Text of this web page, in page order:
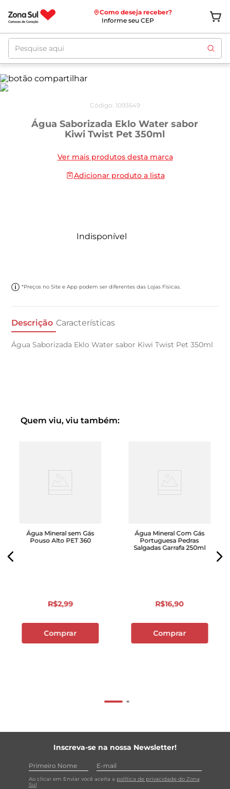
Como deseja receber?
Informe seu CEP
Pesquise aqui
Código: 1093649
Água Saborizada Eklo Water sabor
Kiwi Twist Pet 350ml
Ver mais produtos desta marca
Adicionar produto a lista
Indisponível
*Preços no Site e App podem ser diferentes das Lojas Físicas.
Descrição Características
Água Saborizada Eklo Water sabor Kiwi Twist Pet 350ml
Quem viu, viu também:
Água Mineral sem Gás
Pouso Alto PET 360
R$2,99
Comprar
Água Mineral Com Gás
Portuguesa Pedras
Salgadas Garrafa 250ml
R$16,90
Comprar
Inscreva-se na nossa Newsletter!
Ao clicar em Enviar você aceita a política de privacidade do Zona
Sul